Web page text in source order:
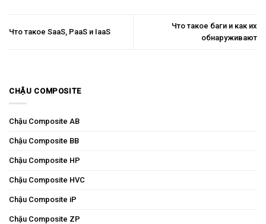
Что такое SaaS, PaaS и IaaS
Что такое баги и как их
обнаруживают
CHẬU COMPOSITE
Chậu Composite AB
Chậu Composite BB
Chậu Composite HP
Chậu Composite HVC
Chậu Composite iP
Chậu Composite ZP